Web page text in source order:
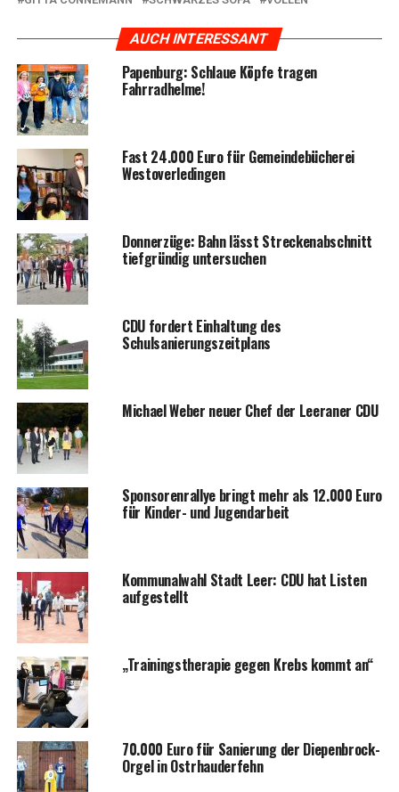
AUCH INTERESSANT
Papen­burg: Schlaue Köp­fe tra­gen
Fahrradhelme!
Fast 24.000 Euro für Gemein­de­bü­che­rei
Westoverledingen
Don­ner­zü­ge: Bahn lässt Stre­cken­ab­schnitt
tief­grün­dig untersuchen
CDU for­dert Ein­hal­tung des
Schulsanierungszeitplans
Micha­el Weber neu­er Chef der Leera­ner CDU
Spon­so­ren­ral­lye bringt mehr als 12.000 Euro
für Kin­der- und Jugendarbeit
Kom­mu­nal­wahl Stadt Leer: CDU hat Lis­ten
aufgestellt
„Trai­nings­the­ra­pie gegen Krebs kommt an“
70.000 Euro für Sanie­rung der Diepen­b­rock-
Orgel in Ostrhauderfehn